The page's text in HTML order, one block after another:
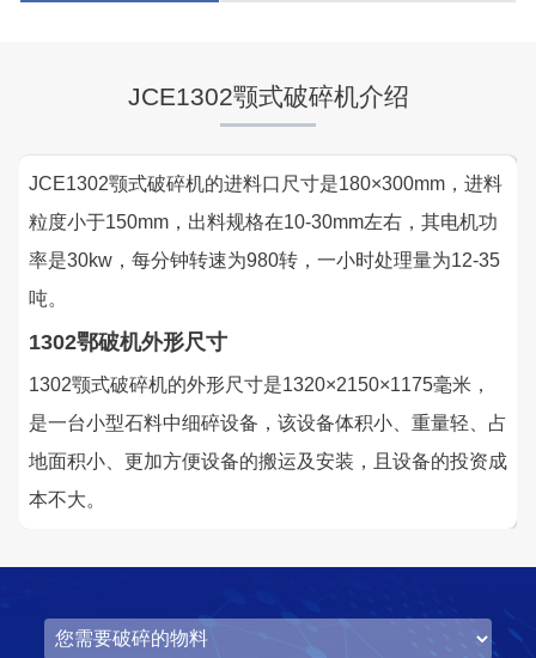
JCE1302颚式破碎机介绍
JCE1302颚式破碎机的进料口尺寸是180×300mm，进料
粒度小于150mm，出料规格在10-30mm左右，其电机功
率是30kw，每分钟转速为980转，一小时处理量为12-35
吨。
1302鄂破机外形尺寸
1302颚式破碎机的外形尺寸是1320×2150×1175毫米，
是一台小型石料中细碎设备，该设备体积小、重量轻、占
地面积小、更加方便设备的搬运及安装，且设备的投资成
本不大。
湖北省中昇东浩荆门建材时产500-600吨机制砂项目
项目坐标
湖北省荆门市
设计产能
时产500-600吨
中昇东浩荆门建材
咨询该项目执行经理